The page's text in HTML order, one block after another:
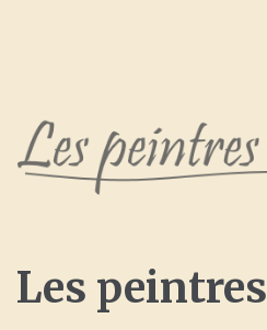
Les peintres